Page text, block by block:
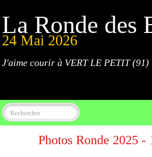
La Ronde des
24 Mai 2026
J'aime courir à VERT LE PETIT (91)
Accueil
ProgrammePhotos Ronde 2025 -